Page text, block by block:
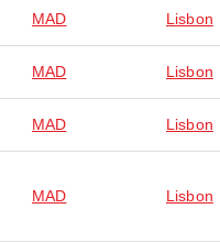
MAD Lisbon
MAD Lisbon
MAD Lisbon
MAD Lisbon